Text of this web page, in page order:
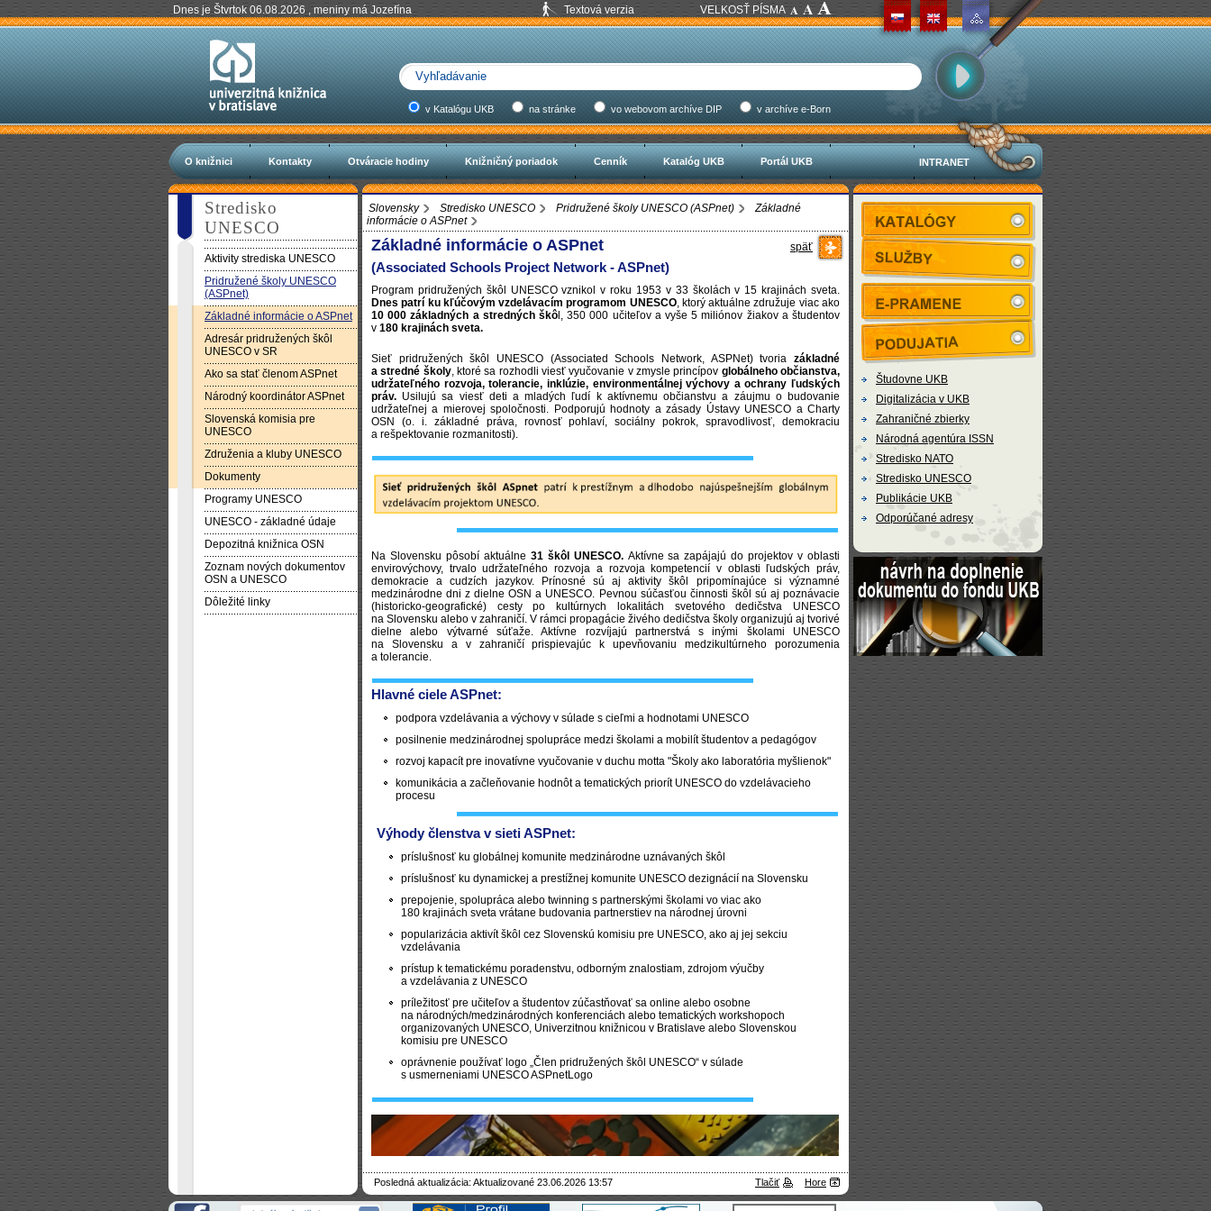
Dnes je Štvrtok 06.08.2026 , meniny má Jozefína Textová verzia VELKOSŤ PÍSMA
v Katalógu UKB na stránke vo webovom archíve DIP v archíve e-Born
O knižnici Kontakty Otváracie hodiny Knižničný poriadok Cenník Katalóg UKB Portál UKB INTRANET
Slovensky Stredisko UNESCO Pridružené školy UNESCO (ASPnet)
Základné
informácie o ASPnet
Základné informácie o ASPnet späť
(Associated Schools Project Network - ASPnet)
Program pridružených škôl UNESCO vznikol v roku 1953 v 33 školách v 15 krajinách sveta.
Dnes patrí ku kľúčovým vzdelávacím programom UNESCO, ktorý aktuálne združuje viac ako
10 000 základných a stredných škô l, 350 000 učiteľov a vyše 5 miliónov žiakov a študentov
v 180 krajinách sveta.
Sieť pridružených škôl UNESCO (Associated Schools Network, ASPNet) tvoria základné
a stredné školy, ktoré sa rozhodli viesť vyučovanie v zmysle princípov globálneho občianstva,
udržateľného rozvoja, tolerancie, inklúzie, environmentálnej výchovy a ochrany ľudských
práv. Usilujú sa viesť deti a mladých ľudí k aktívnemu občianstvu a záujmu o budovanie
udržateľnej a mierovej spoločnosti. Podporujú hodnoty a zásady Ústavy UNESCO a Charty
OSN (o. i. základné práva, rovnosť pohlaví, sociálny pokrok, spravodlivosť, demokraciu
a rešpektovanie rozmanitosti).
Na Slovensku pôsobí aktuálne 31 škôl UNESCO. Aktívne sa zapájajú do projektov v oblasti
envirovýchovy, trvalo udržateľného rozvoja a rozvoja kompetencií v oblasti ľudských práv,
demokracie a cudzích jazykov. Prínosné sú aj aktivity škôl pripomínajúce si významné
medzinárodne dni z dielne OSN a UNESCO. Pevnou súčasťou činnosti škôl sú aj poznávacie
(historicko-geografické) cesty po kultúrnych lokalitách svetového dedičstva UNESCO
na Slovensku alebo v zahraničí. V rámci propagácie živého dedičstva školy organizujú aj tvorivé
dielne alebo výtvarné súťaže. Aktívne rozvíjajú partnerstvá s inými školami UNESCO
na Slovensku a v zahraničí prispievajúc k upevňovaniu medzikultúrneho porozumenia
a tolerancie.
Hlavné ciele ASPnet:
podpora vzdelávania a výchovy v súlade s cieľmi a hodnotami UNESCO
posilnenie medzinárodnej spolupráce medzi školami a mobilít študentov a pedagógov
rozvoj kapacít pre inovatívne vyučovanie v duchu motta "Školy ako laboratória myšlienok"
komunikácia a začleňovanie hodnôt a tematických priorít UNESCO do vzdelávacieho
procesu
Výhody členstva v sieti ASPnet:
príslušnosť ku globálnej komunite medzinárodne uznávaných škôl
príslušnosť ku dynamickej a prestížnej komunite UNESCO dezignácií na Slovensku
prepojenie, spolupráca alebo twinning s partnerskými školami vo viac ako
180 krajinách sveta vrátane budovania partnerstiev na národnej úrovni
popularizácia aktivít škôl cez Slovenskú komisiu pre UNESCO, ako aj jej sekciu
vzdelávania
prístup k tematickému poradenstvu, odborným znalostiam, zdrojom výučby
a vzdelávania z UNESCO
príležitosť pre učiteľov a študentov zúčastňovať sa online alebo osobne
na národných/medzinárodných konferenciách alebo tematických workshopoch
organizovaných UNESCO, Univerzitnou knižnicou v Bratislave alebo Slovenskou
komisiu pre UNESCO
oprávnenie používať logo „Člen pridružených škôl UNESCO“ v súlade
s usmerneniami UNESCO ASPnetLogo
Posledná aktualizácia: Aktualizované 23.06.2026 13:57 Tlačiť Hore
Stredisko
UNESCO
Aktivity strediska UNESCO
Pridružené školy UNESCO
(ASPnet)
Základné informácie o ASPnet
Adresár pridružených škôl
UNESCO v SR
Ako sa stať členom ASPnet
Národný koordinátor ASPnet
Slovenská komisia pre
UNESCO
Združenia a kluby UNESCO
Dokumenty
Programy UNESCO
UNESCO - základné údaje
Depozitná knižnica OSN
Zoznam nových dokumentov
OSN a UNESCO
Dôležité linky
Študovne UKB
Digitalizácia v UKB
Zahraničné zbierky
Národná agentúra ISSN
Stredisko NATO
Stredisko UNESCO
Publikácie UKB
Odporúčané adresy